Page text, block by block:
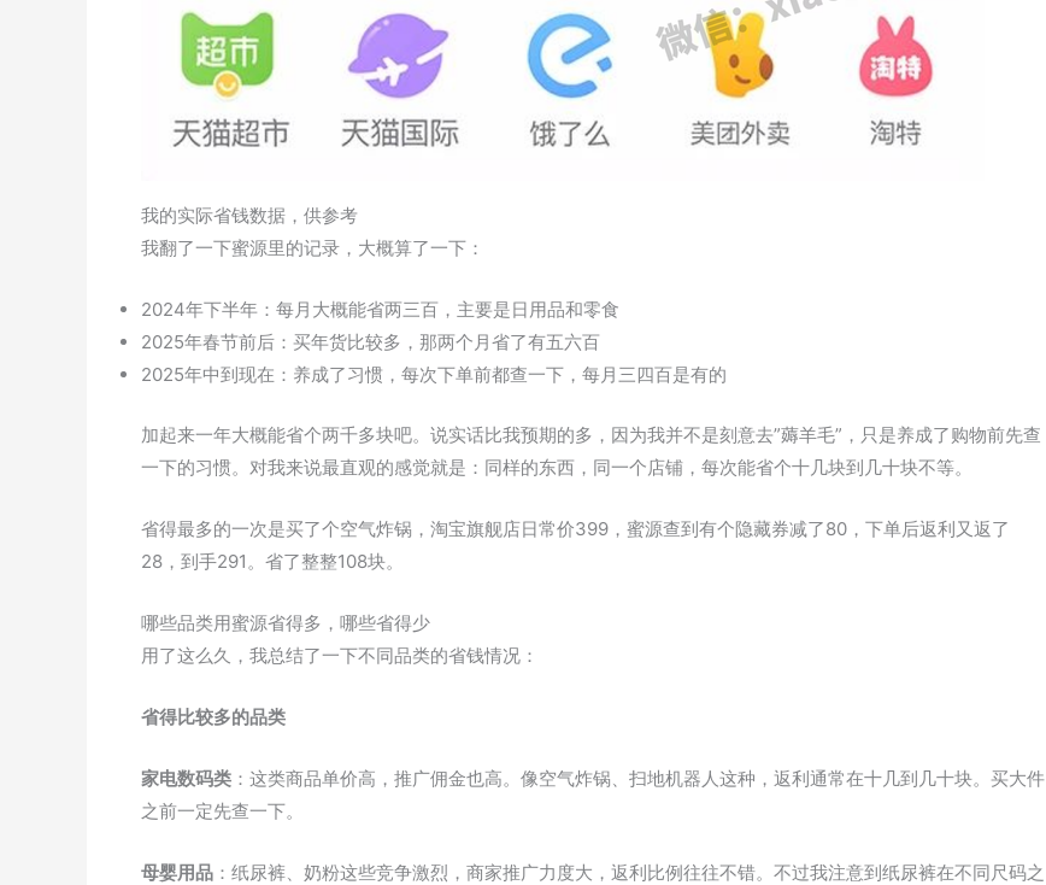
我的实际省钱数据，供参考
我翻了一下蜜源里的记录，大概算了一下：
2024年下半年：每月大概能省两三百，主要是日用品和零食
2025年春节前后：买年货比较多，那两个月省了有五六百
2025年中到现在：养成了习惯，每次下单前都查一下，每月三四百是有的
加起来一年大概能省个两千多块吧。说实话比我预期的多，因为我并不是刻意去”薅羊毛”，只是养成了购物前先查
一下的习惯。对我来说最直观的感觉就是：同样的东西，同一个店铺，每次能省个十几块到几十块不等。
省得最多的一次是买了个空气炸锅，淘宝旗舰店日常价399，蜜源查到有个隐藏券减了80，下单后返利又返了
28，到手291。省了整整108块。
哪些品类用蜜源省得多，哪些省得少
用了这么久，我总结了一下不同品类的省钱情况：
省得比较多的品类
家电数码类 ：这类商品单价高，推广佣金也高。像空气炸锅、扫地机器人这种，返利通常在十几到几十块。买大件
之前一定先查一下。
母婴用品 ：纸尿裤、奶粉这些竞争激烈，商家推广力度大，返利比例往往不错。不过我注意到纸尿裤在不同尺码之